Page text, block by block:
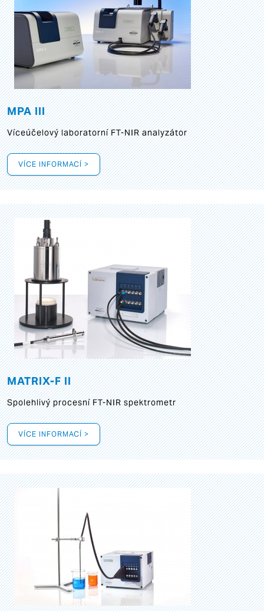
MPA III
Víceúčelový laboratorní FT-NIR analyzátor
VÍCE INFORMACÍ >
MATRIX-F II
Spolehlivý procesní FT-NIR spektrometr
VÍCE INFORMACÍ >